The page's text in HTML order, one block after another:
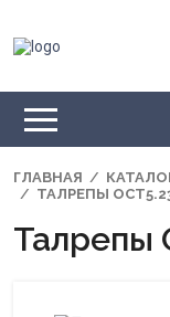
ГЛАВНАЯ
ТАЛРЕПЫ
Талрепы